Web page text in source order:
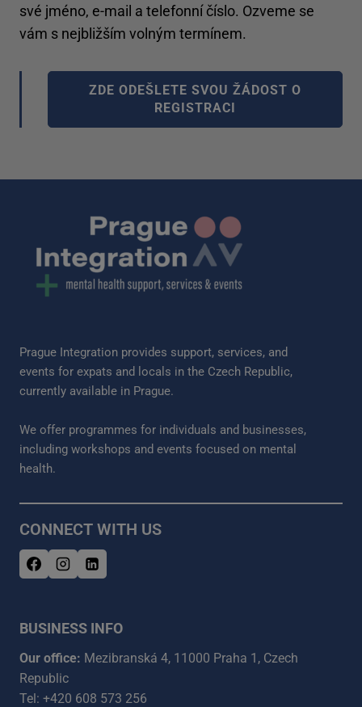
své jméno, e-mail a telefonní číslo. Ozveme se
vám s nejbližším volným termínem.
ZDE ODEŠLETE SVOU ŽÁDOST O
REGISTRACI
Prague Integration provides support, services, and
events for expats and locals in the Czech Republic,
currently available in Prague.
We offer programmes for individuals and businesses,
including workshops and events focused on mental
health.
CONNECT WITH US
BUSINESS INFO
Our office: Mezibranská 4, 11000 Praha 1, Czech
Republic
Tel: +420 608 573 256